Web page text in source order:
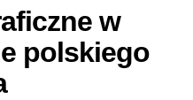
w
polskiego